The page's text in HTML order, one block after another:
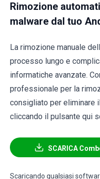
Rimozione
malware dal tuo
La rimozione manuale
processo lungo e
informatiche avanzate.
professionale per la
consigliato per eliminare
cliccando il pulsante qui
SCARICA
Scaricando qualsiasi